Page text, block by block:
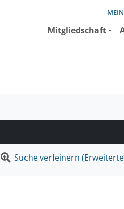
Mitgliedschaft
Suche verfeinern